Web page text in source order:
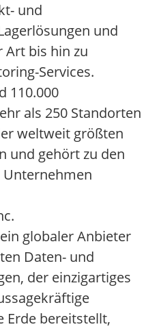
und
und
Art bis hin zu
Services.
110.000
als 250 Standorten
weltweit größten
und gehört zu den
ein globaler Anbieter
Daten- und
der einzigartiges
Erde bereitstellt,